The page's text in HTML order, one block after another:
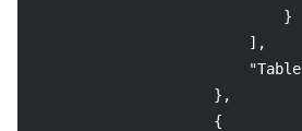
}
] ,
} ,
{